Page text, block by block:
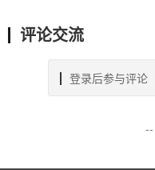
登录后参与评论